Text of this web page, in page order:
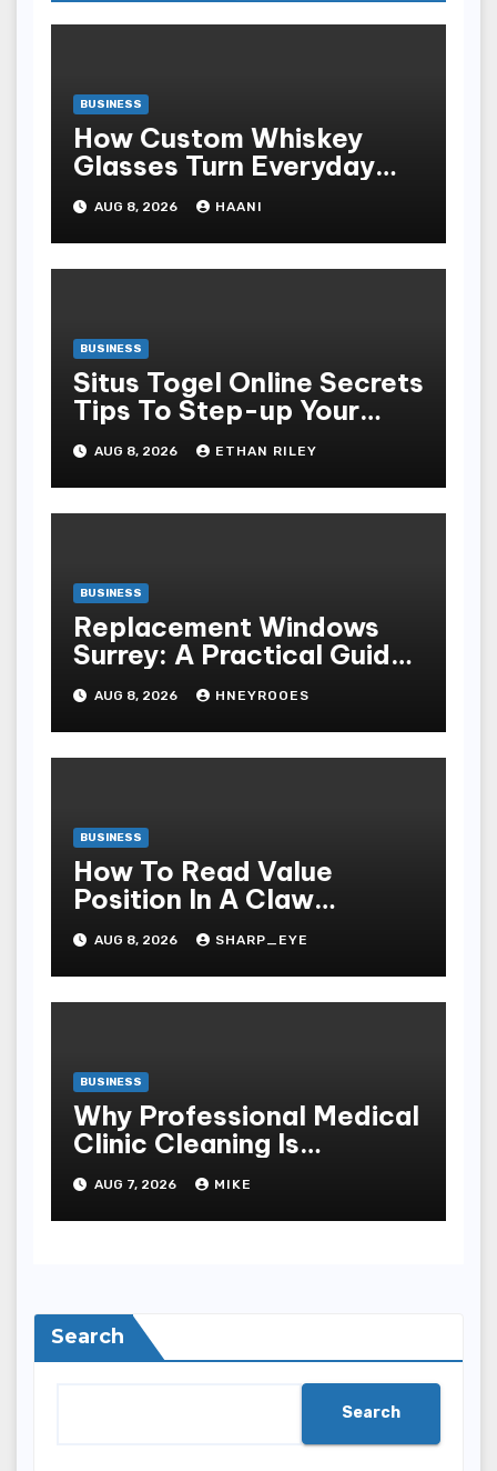
BUSINESS
How Custom Whiskey
Glasses Turn Everyday
Moments Into Something
Special
AUG 8, 2026 HAANI
BUSINESS
Situs Togel Online Secrets
Tips To Step-up Your
Odds Instantly
AUG 8, 2026 ETHAN RILEY
BUSINESS
Replacement Windows
Surrey: A Practical Guide
to Choosing Better Home
Windows
AUG 8, 2026 HNEYROOES
BUSINESS
How To Read Value
Position In A Claw
Machine
AUG 8, 2026 SHARP_EYE
BUSINESS
Why Professional Medical
Clinic Cleaning Is
Essential for Patient
Safety
AUG 7, 2026 MIKE
Search
Search